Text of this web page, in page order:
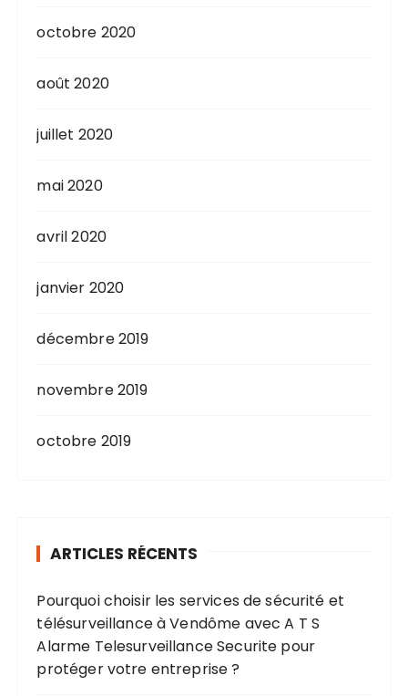
octobre 2020
août 2020
juillet 2020
mai 2020
avril 2020
janvier 2020
décembre 2019
novembre 2019
octobre 2019
ARTICLES RÉCENTS
Pourquoi choisir les services de sécurité et
télésurveillance à Vendôme avec A T S
Alarme Telesurveillance Securite pour
protéger votre entreprise ?